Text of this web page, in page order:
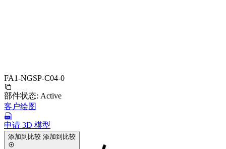
FA1-NGSP-C04-0
部件状态: Active
客户绘图
申请 3D 模型
添加到比较 添加到比较